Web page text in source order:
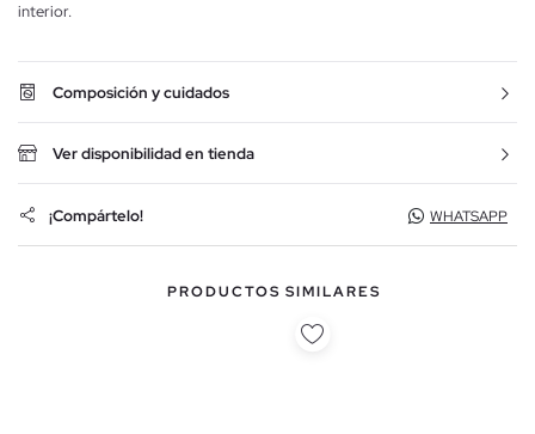
interior.
Composición y cuidados
Ver disponibilidad en tienda
¡Compártelo! WHATSAPP
PRODUCTOS SIMILARES